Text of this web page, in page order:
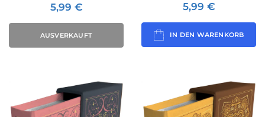
5,99 €
AUSVERKAUFT
5,99 €
IN DEN WARENKORB